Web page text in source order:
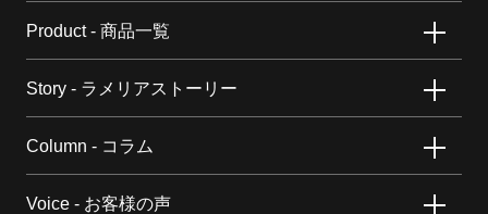
Product - 商品一覧
Story - ラメリアストーリー
Column - コラム
Voice - お客様の声